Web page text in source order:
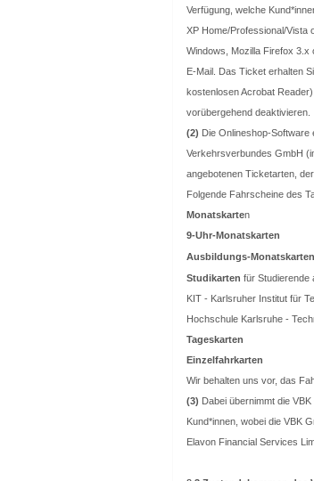
Verfügung, welche
XP Home/Professional/Vista
Windows, Mozilla Firefox 3.x
E-Mail. Das Ticket erhalten
kostenlosen Acrobat
vorübergehend deaktivieren.
(2) Die Onlineshop-
Verkehrsverbundes GmbH
angebotenen Ticketarten,
Folgende Fahrscheine des
Monatskarten
9-Uhr-Monatskarten
Ausbildungs-Monatskarten
Studikarten für Studierende
KIT - Karlsruher Institut für
Hochschule Karlsruhe -
Tageskarten
Einzelfahrkarten
Wir behalten uns vor, das
(3) Dabei übernimmt die
Kund*innen, wobei die VBK
Elavon Financial Services